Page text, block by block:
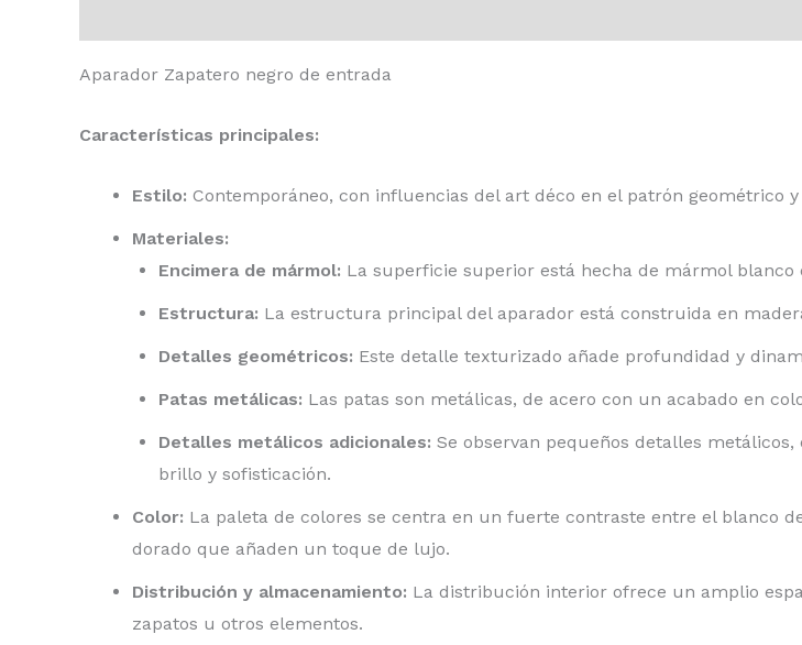
Aparador Zapatero negro de entrada
Características principales:
Estilo: Contemporáneo, con influencias del art déco en el patrón geométrico
Materiales:
Encimera de mármol: La superficie superior está hecha de mármol
Estructura: La estructura principal del aparador está construida en
Detalles geométricos: Este detalle texturizado añade profundidad y
Patas metálicas: Las patas son metálicas, de acero con un acabado en
Detalles metálicos adicionales: Se observan pequeños detalles
brillo y sofisticación.
Color: La paleta de colores se centra en un fuerte contraste entre el blanco
dorado que añaden un toque de lujo.
Distribución y almacenamiento: La distribución interior ofrece un amplio
zapatos u otros elementos.